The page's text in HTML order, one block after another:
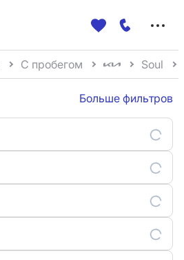
С пробегом Soul
Больше фильтров